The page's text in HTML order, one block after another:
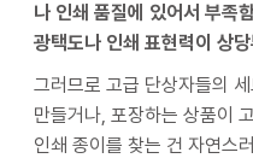
나 인쇄 품질에 있어서 부족
광택도나 인쇄 표현력이 상
그러므로 고급 단상자들의
만들거나, 포장하는 상품이
인쇄 종이를 찾는 건 자연스